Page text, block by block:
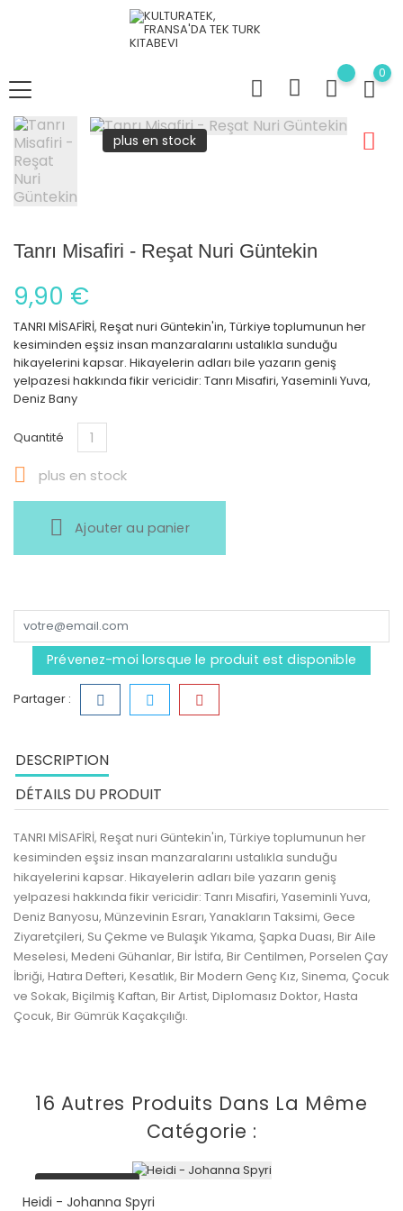
0
plus en stock
Tanrı Misafiri - Reşat Nuri Güntekin
9,90 €
TANRI MİSAFİRİ, Reşat nuri Güntekin'in, Türkiye toplumunun her
kesiminden eşsiz insan manzaralarını ustalıkla sunduğu
hikayelerini kapsar. Hikayelerin adları bile yazarın geniş
yelpazesi hakkında fikir vericidir: Tanrı Misafiri, Yaseminli Yuva,
Deniz Bany
Quantité
 plus en stock
Ajouter au panier
Prévenez-moi lorsque le produit est disponible
Partager :
DESCRIPTION
DÉTAILS DU PRODUIT
TANRI MİSAFİRİ, Reşat nuri Güntekin'in, Türkiye toplumunun her
kesiminden eşsiz insan manzaralarını ustalıkla sunduğu
hikayelerini kapsar. Hikayelerin adları bile yazarın geniş
yelpazesi hakkında fikir vericidir: Tanrı Misafiri, Yaseminli Yuva,
Deniz Banyosu, Münzevinin Esrarı, Yanakların Taksimi, Gece
Ziyaretçileri, Su Çekme ve Bulaşık Yıkama, Şapka Duası, Bir Aile
Meselesi, Medeni Gühanlar, Bir İstifa, Bir Centilmen, Porselen Çay
İbriği, Hatıra Defteri, Kesatlık, Bir Modern Genç Kız, Sinema, Çocuk
ve Sokak, Biçilmiş Kaftan, Bir Artist, Diplomasız Doktor, Hasta
Çocuk, Bir Gümrük Kaçakçılığı.
16 Autres Produits Dans La Même
Catégorie :
plus en stock
Heidi - Johanna Spyri